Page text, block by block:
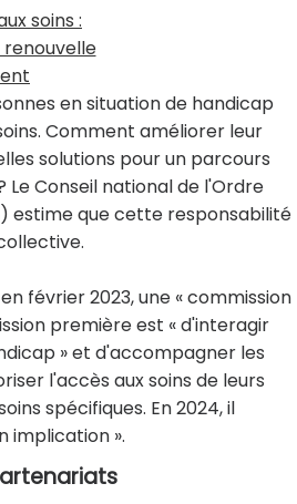
soins :
en situation de handicap
Comment améliorer leur
solutions pour un parcours
Le Conseil national de l'Ordre
estime que cette responsabilité
février 2023, une « commission
première est « d'interagir
» et d'accompagner les
l'accès aux soins de leurs
spécifiques. En 2024, il
implication ».